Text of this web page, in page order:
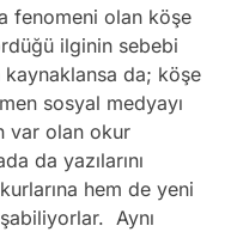
fenomeni olan köşe
ilginin sebebi
kaynaklansa da; köşe
sosyal medyayı
var olan okur
da yazılarını
hem de yeni
Aynı